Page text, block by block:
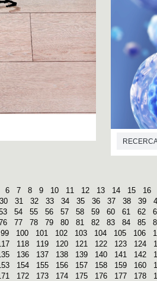
6 7 8 9 10 11 12 13 14 15 16
30 31 32 33 34 35 36 37 38 39
54 55 56 57 58 59 60 61 62
77 78 79 80 81 82 83 84 85
99 100 101 102 103 104 105 106
118 119 120 121 122 123 124
136 137 138 139 140 141 142
154 155 156 157 158 159 160
172 173 174 175 176 177 178